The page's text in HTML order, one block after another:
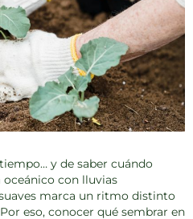
y de saber cuándo
oceánico con lluvias
marca un ritmo distinto
eso, conocer qué sembrar en